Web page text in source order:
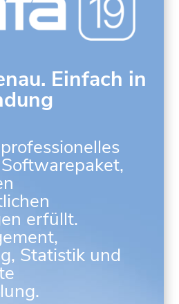
Einfach in
erfüllt.
Statistik und